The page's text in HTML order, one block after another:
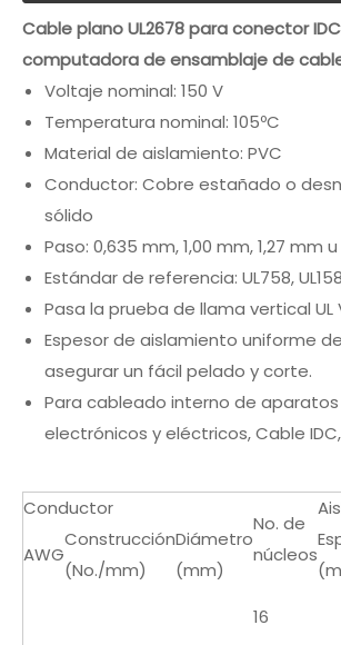
Cable plano UL2678 para conector
computadora de ensamblaje de
Voltaje nominal: 150 V
Temperatura nominal: 105ºC
Material de aislamiento: PVC
Conductor: Cobre estañado o
sólido
Paso: 0,635 mm, 1,00 mm, 1,27 mm
Estándar de referencia: UL758,
Pasa la prueba de llama vertical UL
Espesor de aislamiento uniforme
asegurar un fácil pelado y corte.
Para cableado interno de
electrónicos y eléctricos, Cable
Conductor
No. de
núcleos
AWG
Construcción
(No./mm)
Diámetro
(mm)
16